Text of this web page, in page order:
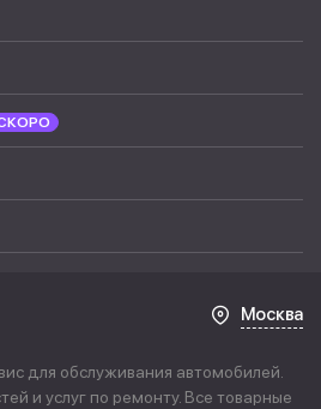
Москва
для обслуживания автомобилей.
и услуг по ремонту. Все товарные